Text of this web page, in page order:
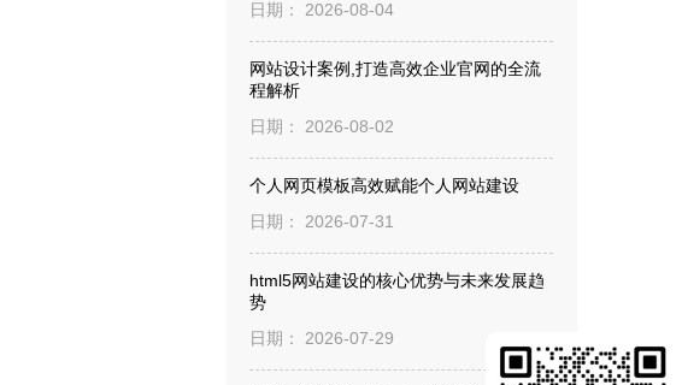
日期： 2026-08-04
网站设计案例,打造高效企业官网的全流
程解析
日期： 2026-08-02
个人网页模板高效赋能个人网站建设
日期： 2026-07-31
html5网站建设的核心优势与未来发展趋
势
日期： 2026-07-29